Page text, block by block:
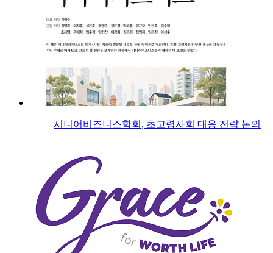
시니어비즈니스학회, 초고령사회 대응 전략 논의